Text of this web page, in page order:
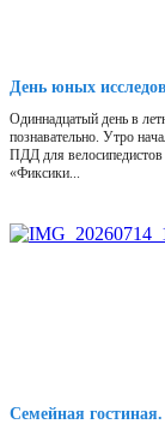
День юных
Одиннадцатый день в
познавательно. Утро
ПДД для
«Фиксики...
Семейная